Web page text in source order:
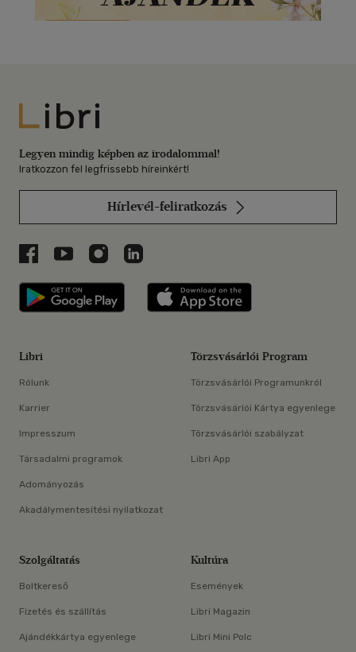
Libri
Legyen mindig képben az irodalommal!
Iratkozzon fel legfrissebb híreinkért!
Hírlevél-feliratkozás
Libri a Facebookon
Libri a Youtube-on
Libri az Instagramon
Libri a LinkedInen
Libri applikáció Szerezd meg: Google
Libri
Rólunk
Karrier
Impresszum
Társadalmi programok
Adományozás
Akadálymentesítési nyilatkozat
Törzsvásárlói Program
Törzsvásárlói Programunkról
Törzsvásárlói Kártya egyenlege
Törzsvásárlói szabályzat
Libri App
Szolgáltatás
Boltkereső
Fizetés és szállítás
Ajándékkártya egyenlege
Kultúra
Események
Libri Magazin
Libri Mini Polc